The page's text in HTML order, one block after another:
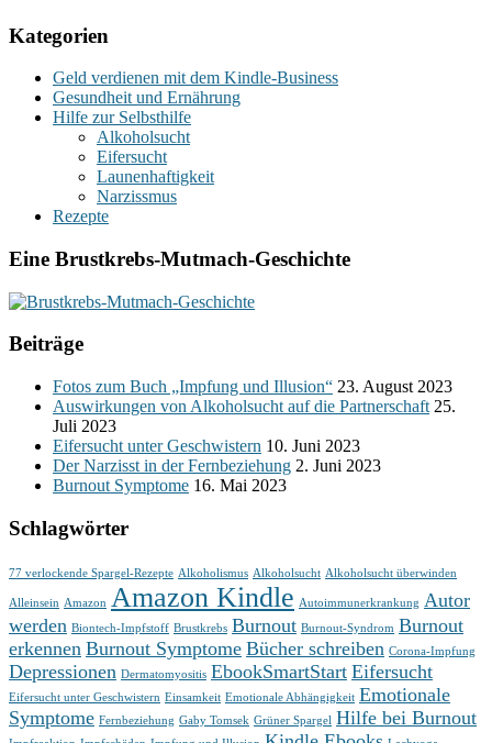
Kategorien
Geld verdienen mit dem Kindle-Business
Gesundheit und Ernährung
Hilfe zur Selbsthilfe
Alkoholsucht
Eifersucht
Launenhaftigkeit
Narzissmus
Rezepte
Eine Brustkrebs-Mutmach-Geschichte
Beiträge
Fotos zum Buch „Impfung und Illusion“ 23. August 2023
Auswirkungen von Alkoholsucht auf die Partnerschaft 25.
Juli 2023
Eifersucht unter Geschwistern 10. Juni 2023
Der Narzisst in der Fernbeziehung 2. Juni 2023
Burnout Symptome 16. Mai 2023
Schlagwörter
77 verlockende Spargel-Rezepte Alkoholismus Alkoholsucht Alkoholsucht überwinden
Alleinsein Amazon Amazon Kindle Autoimmunerkrankung Autor
werden Biontech-Impfstoff Brustkrebs Burnout Burnout-Syndrom Burnout
erkennen Burnout Symptome Bücher schreiben Corona-Impfung
Depressionen Dermatomyositis EbookSmartStart Eifersucht
Eifersucht unter Geschwistern Einsamkeit Emotionale Abhängigkeit Emotionale
Symptome Fernbeziehung Gaby Tomsek Grüner Spargel Hilfe bei Burnout